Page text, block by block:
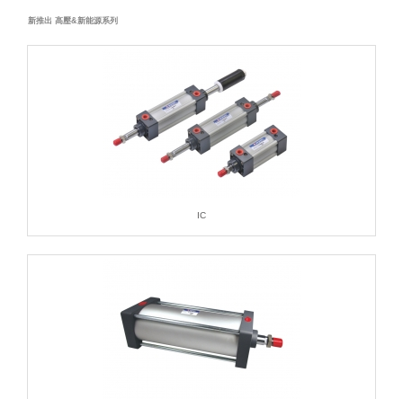
新推出 高壓&新能源系列
IC